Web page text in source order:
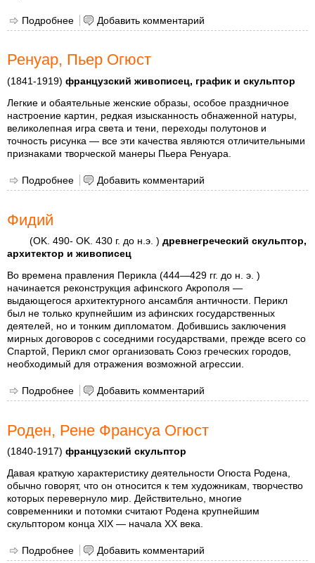
Подробнее о Мухина Вера Игнатьевна
Добавить комментарий
Ренуар, Пьер Огюст
(1841-1919) французский живописец, график и скульптор
Легкие и обаятельные женские образы, особое праздничное
настроение картин, редкая изысканность обнаженной натуры,
великолепная игра света и тени, переходы полутонов и
точность рисунка — все эти качества являются отличительными
признаками творческой манеры Пьера Ренуара.
Подробнее о Ренуар, Пьер Огюст
Добавить комментарий
Фидий
(OK. 490- OK. 430 г. до н.э. ) древнегреческий скульптор,
архитектор и живописец
Во времена правления Перикла (444—429 гг. до н. э. )
начинается реконструкция афинского Акрополя —
выдающегося архитектурного ансамбля античности. Перикл
был не только крупнейшим из афинских государственных
деятелей, но и тонким дипломатом. Добившись заключения
мирных договоров с соседними государствами, прежде всего со
Спартой, Перикл смог организовать Союз греческих городов,
необходимый для отражения возможной агрессии.
Подробнее о ФидийДобавить комментарий
Роден, Рене Франсуа Огюст
(1840-1917) французский скульптор
Давая краткую характеристику деятельности Огюста Родена,
обычно говорят, что он относится к тем художникам, творчество
которых перевернуло мир. Действительно, многие
современники и потомки считают Родена крупнейшим
скульптором конца XIX — начала XX века.
Подробнее о Роден, Рене Франсуа Огюст
Добавить комментарий